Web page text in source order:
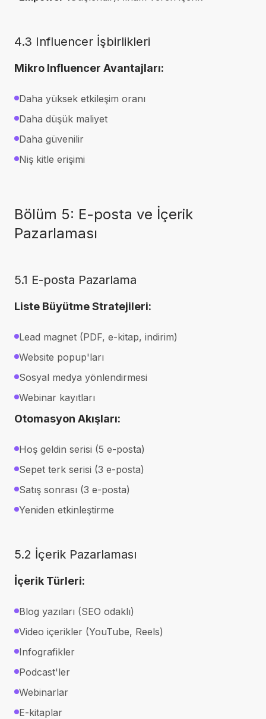
4.3 Influencer İşbirlikleri
Mikro Influencer Avantajları:
Daha yüksek etkileşim oranı
Daha düşük maliyet
Daha güvenilir
Niş kitle erişimi
Bölüm 5: E-posta ve İçerik
Pazarlaması
5.1 E-posta Pazarlama
Liste Büyütme Stratejileri:
Lead magnet (PDF, e-kitap, indirim)
Website popup'ları
Sosyal medya yönlendirmesi
Webinar kayıtları
Otomasyon Akışları:
Hoş geldin serisi (5 e-posta)
Sepet terk serisi (3 e-posta)
Satış sonrası (3 e-posta)
Yeniden etkinleştirme
5.2 İçerik Pazarlaması
İçerik Türleri:
Blog yazıları (SEO odaklı)
Video içerikler (YouTube, Reels)
Infografikler
Podcast'ler
Webinarlar
E-kitaplar